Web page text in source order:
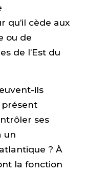
qu’il cède aux
ou de
de l’Est du
ils
ses
un
? À
la fonction